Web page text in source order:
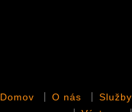
Domov O nás Služby